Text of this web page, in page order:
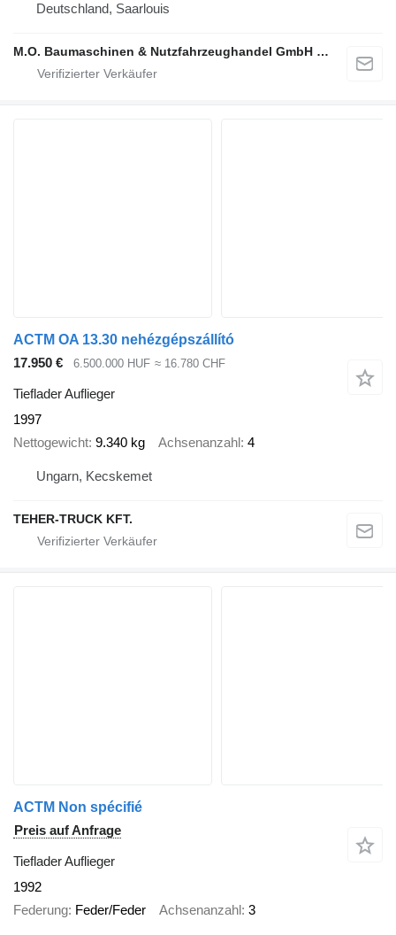
Deutschland, Saarlouis
M.O. Baumaschinen & Nutzfahrzeughandel GmbH & CO.
ACTM OA 13.30 nehézgépszállító
17.950 €
6.500.000 HUF ≈ 16.780 CHF
Tieflader Auflieger
1997
Nettogewicht 9.340 kg Achsenanzahl 4
Ungarn, Kecskemet
TEHER-TRUCK KFT.
ACTM Non spécifié
Preis auf Anfrage
Tieflader Auflieger
1992
Federung Feder/Feder Achsenanzahl 3